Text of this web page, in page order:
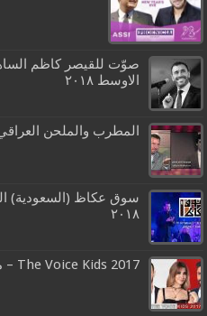
صوّت للقيصر كاظم
الاوسط ٢٠١٨
المطرب والملحن
سوق عكاظ (السعودية)
٢٠١٨
The Voice Kids 2017 – مشاركات فريق كاظم الساهر